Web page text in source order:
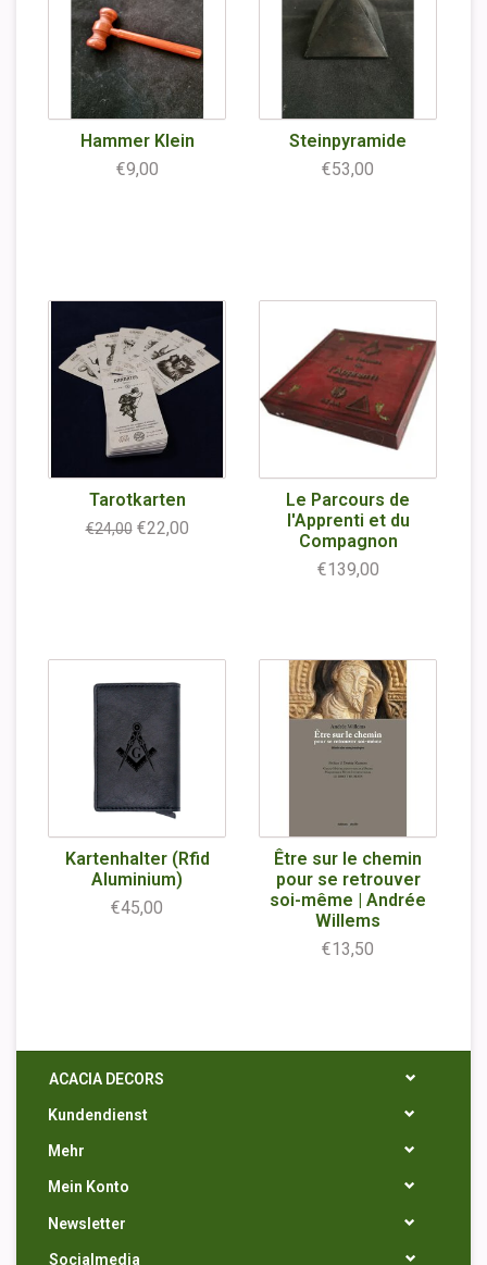
Hammer Klein
€9,00
Steinpyramide
€53,00
Tarotkarten
€24,00€22,00
Le Parcours de
l'Apprenti et du
Compagnon
€139,00
Kartenhalter (Rfid
Aluminium)
€45,00
Être sur le chemin
pour se retrouver
soi-même | Andrée
Willems
€13,50
ACACIA DECORS
Kundendienst
Mehr
Mein Konto
Newsletter
Socialmedia